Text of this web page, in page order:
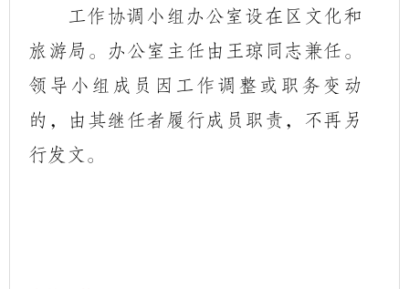
工作协调小组办公室设在区文化和
旅游局。办公室主任由王琼同志兼任。
领导小组成员因工作调整或职务变动
的，由其继任者履行成员职责，不再另
行发文。